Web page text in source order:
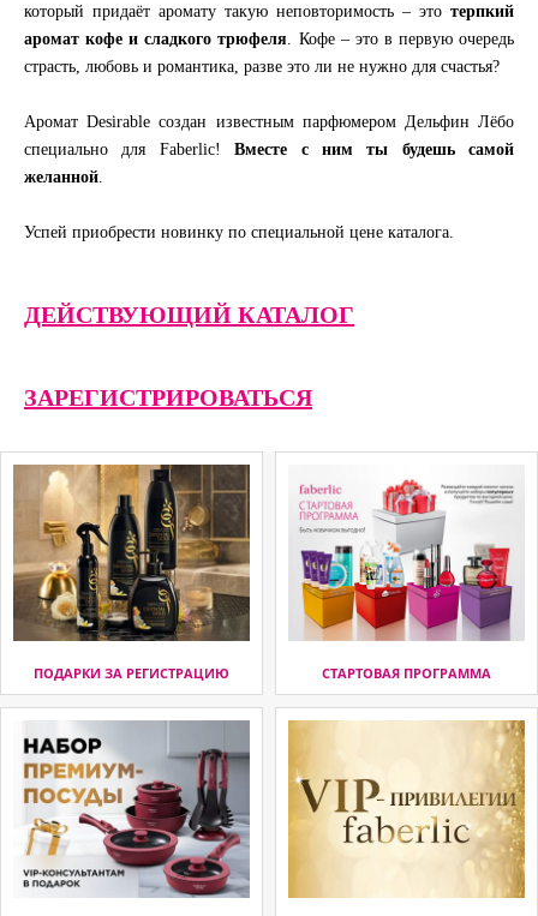
который придаёт аромату такую неповторимость – это терпкий
аромат кофе и сладкого трюфеля . Кофе – это в первую очередь
страсть, любовь и романтика, разве это ли не нужно для счастья?
Аромат Desirable создан известным парфюмером Дельфин Лёбо
специально для Faberlic!Вместе с ним ты будешь самой
желанной
Успей приобрести новинку по специальной цене каталога.
ДЕЙСТВУЮЩИЙ КАТАЛОГ
ЗАРЕГИСТРИРОВАТЬСЯ
ПОДАРКИ ЗА РЕГИСТРАЦИЮ СТАРТОВАЯ ПРОГРАММА